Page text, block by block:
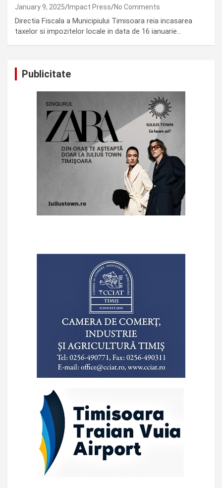
January 9, 2025 Impact Press No Comments
Directia Fiscala a Municipiului Timisoara reia incasarea
taxelor si impozitelor locale in data de 16 ianuarie…
Publicitate